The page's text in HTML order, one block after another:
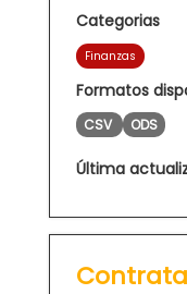
Categorias
Finanzas
Formatos
CSV ODS
Última